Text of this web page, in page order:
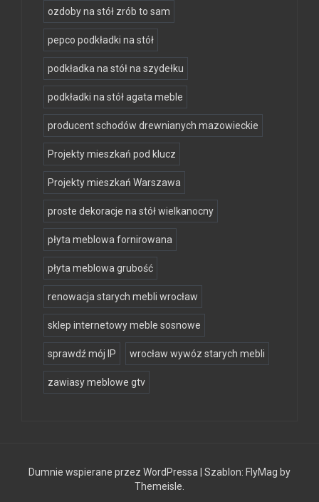
ozdoby na stół zrób to sam
pepco podkładki na stół
podkładka na stół na szydełku
podkładki na stół agata meble
producent schodów drewnianych mazowieckie
Projekty mieszkań pod klucz
Projekty mieszkań Warszawa
proste dekoracje na stół wielkanocny
płyta meblowa fornirowana
płyta meblowa grubość
renowacja starych mebli wrocław
sklep internetowy meble sosnowe
sprawdź mój IP wrocław wywóz starych mebli
zawiasy meblowe gtv
Dumnie wspierane przez WordPressa | Szablon: FlyMag by
Themeisle.